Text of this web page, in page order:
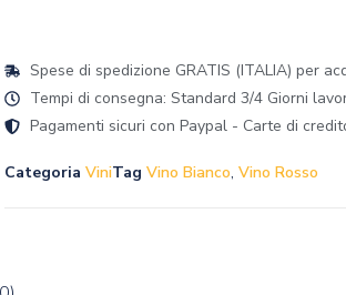
Spese di spedizione GRATIS (ITALIA) per
Tempi di consegna: Standard 3/4 Giorni
Pagamenti sicuri con Paypal - Carte di
Categoria ViniTag Vino Bianco, Vino Rosso